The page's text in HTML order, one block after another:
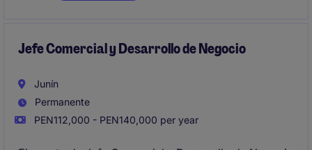
Jefe Comercial y Desarrollo de Negocio
Junín
Permanente
PEN112,000 - PEN140,000 per year